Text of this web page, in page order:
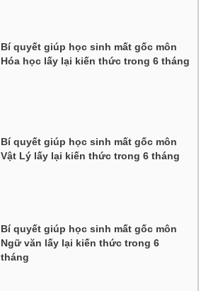
Bí quyết giúp học sinh mất gốc môn
Hóa học lấy lại kiến thức trong 6 tháng
Bí quyết giúp học sinh mất gốc môn
Vật Lý lấy lại kiến thức trong 6 tháng
Bí quyết giúp học sinh mất gốc môn
Ngữ văn lấy lại kiến thức trong 6
tháng